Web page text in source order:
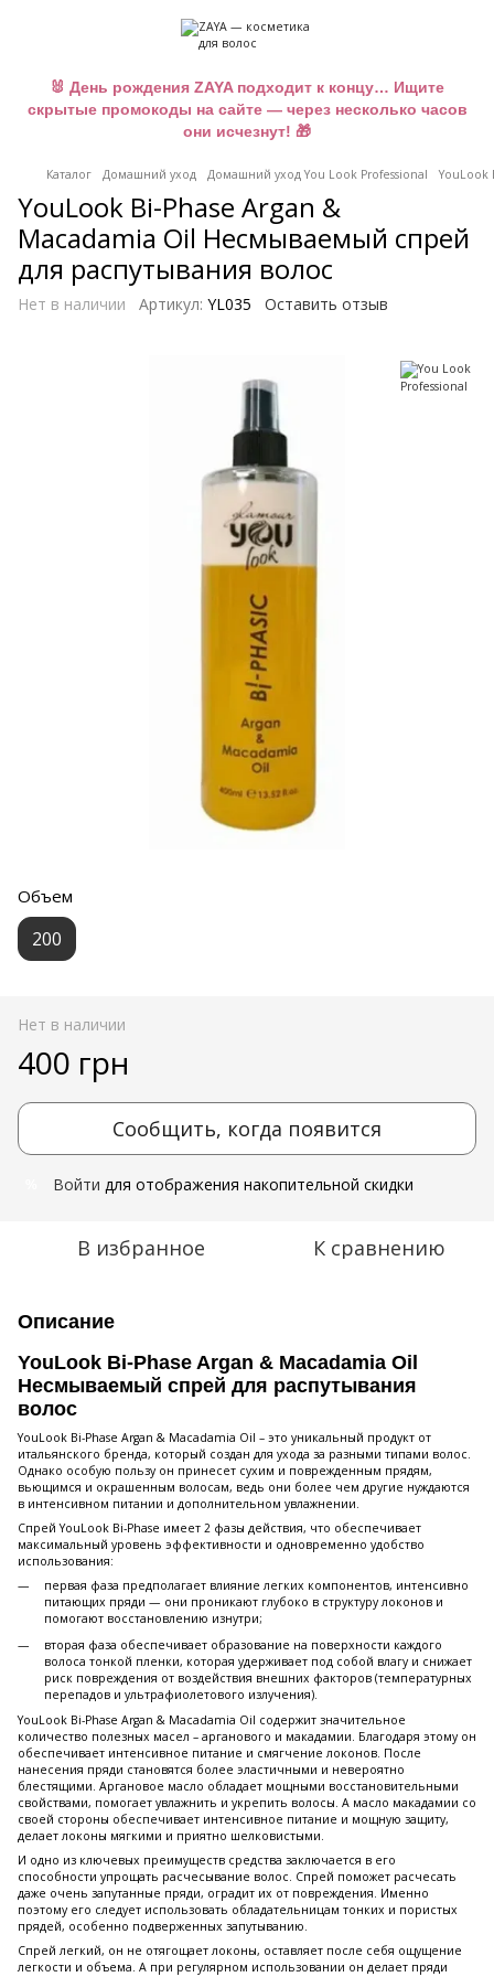
🐰 День рождения ZAYA подходит к концу… Ищите
скрытые промокоды на сайте — через несколько часов
они исчезнут! 🎁
Каталог Домашний уход Домашний уход You Look Professional YouLook
YouLook Bi-Phase Argan &
Macadamia Oil Несмываемый спрей
для распутывания волос
Нет в наличии Артикул: YL035 Оставить отзыв
Объем
200
Нет в наличии
400 грн
Сообщить, когда появится
Войти для отображения накопительной скидки
В избранное К сравнению
Описание
YouLook Bi-Phase Argan & Macadamia Oil
Несмываемый спрей для распутывания
волос
YouLook Bi-Phase Argan & Macadamia Oil – это уникальный продукт от
итальянского бренда, который создан для ухода за разными типами волос.
Однако особую пользу он принесет сухим и поврежденным прядям,
вьющимся и окрашенным волосам, ведь они более чем другие нуждаются
в интенсивном питании и дополнительном увлажнении.
Спрей YouLook Bi-Phase имеет 2 фазы действия, что обеспечивает
максимальный уровень эффективности и одновременно удобство
использования:
первая фаза предполагает влияние легких компонентов, интенсивно
питающих пряди — они проникают глубоко в структуру локонов и
помогают восстановлению изнутри;
вторая фаза обеспечивает образование на поверхности каждого
волоса тонкой пленки, которая удерживает под собой влагу и снижает
риск повреждения от воздействия внешних факторов (температурных
перепадов и ультрафиолетового излучения).
YouLook Bi-Phase Argan & Macadamia Oil содержит значительное
количество полезных масел – арганового и макадамии. Благодаря этому он
обеспечивает интенсивное питание и смягчение локонов. После
нанесения пряди становятся более эластичными и невероятно
блестящими. Аргановое масло обладает мощными восстановительными
свойствами, помогает увлажнить и укрепить волосы. А масло макадамии со
своей стороны обеспечивает интенсивное питание и мощную защиту,
делает локоны мягкими и приятно шелковистыми.
И одно из ключевых преимуществ средства заключается в его
способности упрощать расчесывание волос. Спрей поможет расчесать
даже очень запутанные пряди, оградит их от повреждения. Именно
поэтому его следует использовать обладательницам тонких и пористых
прядей, особенно подверженных запутыванию.
Спрей легкий, он не отягощает локоны, оставляет после себя ощущение
легкости и объема. А при регулярном использовании он делает пряди